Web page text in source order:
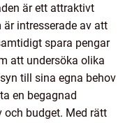
är ett attraktivt
intresserade av att
spara pengar
att undersöka olika
till sina egna behov
en begagnad
och budget. Med rätt